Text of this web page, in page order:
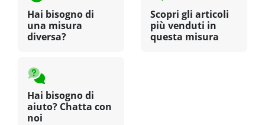
Hai bisogno di
una misura
diversa?
Scopri gli articoli
più venduti in
questa misura
Hai bisogno di
aiuto? Chatta con
noi